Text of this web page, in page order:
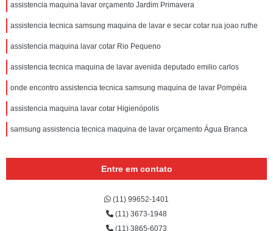
assistencia maquina lavar orçamento Jardim Primavera
assistencia tecnica samsung maquina de lavar e secar cotar rua joao ruthe
assistencia maquina lavar cotar Rio Pequeno
assistencia tecnica maquina de lavar avenida deputado emilio carlos
onde encontro assistencia tecnica samsung maquina de lavar Pompéia
assistencia maquina lavar cotar Higienópolis
samsung assistencia tecnica maquina de lavar orçamento Água Branca
Entre em contato
(11) 99652-1401
(11) 3673-1948
(11) 3865-6073